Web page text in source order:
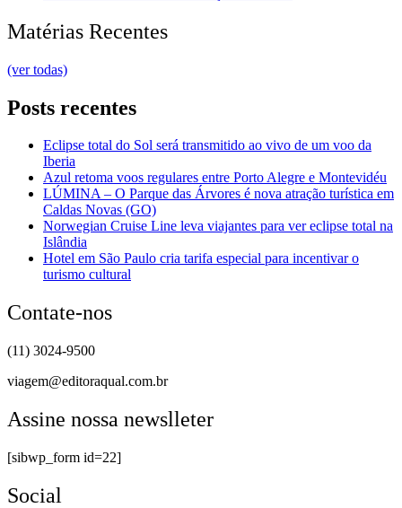
Matérias Recentes
(ver todas)
Posts recentes
Eclipse total do Sol será transmitido ao vivo de um voo da
Iberia
Azul retoma voos regulares entre Porto Alegre e Montevidéu
LÚMINA – O Parque das Árvores é nova atração turística em
Caldas Novas (GO)
Norwegian Cruise Line leva viajantes para ver eclipse total na
Islândia
Hotel em São Paulo cria tarifa especial para incentivar o
turismo cultural
Contate-nos
(11) 3024-9500
viagem@editoraqual.com.br
Assine nossa newslleter
[sibwp_form id=22]
Social